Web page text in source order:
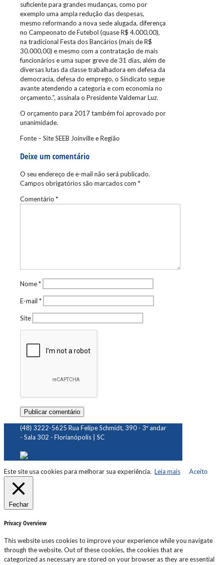
suficiente para grandes mudanças, como por
exemplo uma ampla redução das despesas,
mesmo reformando a nova sede alugada, diferença
no Campeonato de Futebol (quase R$ 4.000,00),
na tradicional Festa dos Bancários (mais de R$
30.000,00) e mesmo com a contratação de mais
funcionários e uma super greve de 31 dias, além de
diversas lutas da classe trabalhadora em defesa da
democracia, defesa do emprego, o Sindicato segue
avante atendendo a categoria e com economia no
orçamento.”, assinala o Presidente Valdemar Luz.
O orçamento para 2017 também foi aprovado por
unanimidade.
Fonte – Site SEEB Joinville e Região
Deixe um comentário
O seu endereço de e-mail não será publicado.
Campos obrigatórios são marcados com *
Comentário *
Nome*
E-mail *
Site
(48) 3222-5625 Rua Felipe Schmidt, 390 - 3º andar
- Sala 302 - Florianópolis | SC
Este site usa cookies para melhorar sua experiência. Leia mais Aceito
Fechar
Privacy Overview
This website uses cookies to improve your experience while you navigate
through the website. Out of these cookies, the cookies that are
categorized as necessary are stored on your browser as they are essential